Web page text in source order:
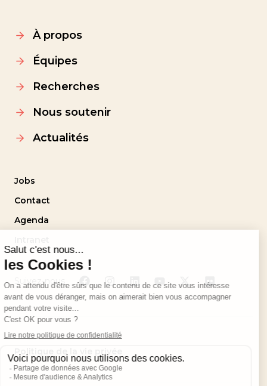
À propos
Équipes
Recherches
Nous soutenir
Actualités
Jobs
Contact
Agenda
Suivez-nous